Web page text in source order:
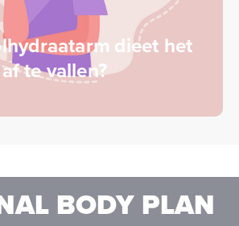
dieet het
te vallen?
BODY PLAN